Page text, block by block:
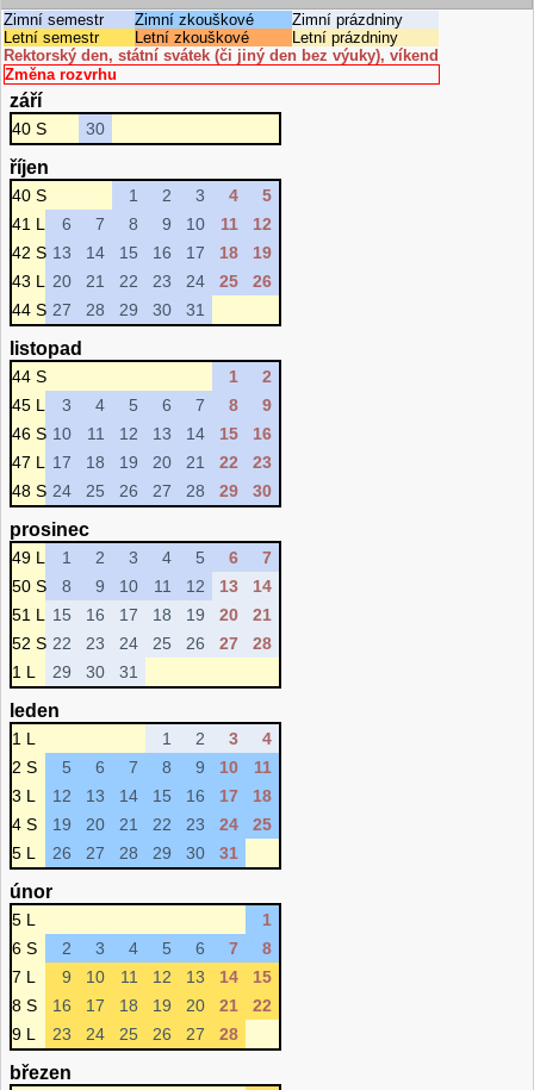
Zimní semestr Zimní zkouškové
Zimní prázdniny
Letní semestr
Letní zkouškové
Letní prázdniny
Rektorský den, státní svátek (či jiný den bez výuky), víkend
Změna rozvrhu
září
40 S 30
říjen
40 S 1 2 3 4
5
41 L
6 7 8 9 10 11
12
42 S 13 14 15 16 17 18
19
43 L
20 21 22 23 24 25
26
44 S 27 28 29 30 31
listopad
44 S 1
2
45 L
3 4 5 6 7 8
9
46 S 10 11 12 13 14 15
16
47 L
17 18 19 20 21 22
23
48 S 24 25 26 27 28 29 30
prosinec
49 L 1 2 3 4 5 6
7
50 S
8 9 10 11 12 13
14
51 L
15 16 17 18 19 20
21
52 S 22 23 24 25 26 27
28
1 L
29 30 31
leden
1 L 1 2 3
4
2 S
5 6 7 8 9 10
11
3 L
12 13 14 15 16 17
18
4 S
19 20 21 22 23 24
25
5 L
26 27 28 29 30 31
únor
5 L
1
6 S
2 3 4 5 6 7
8
7 L
9 10 11 12 13 14
15
8 S
16 17 18 19 20 21
22
9 L
23 24 25 26 27 28
březen